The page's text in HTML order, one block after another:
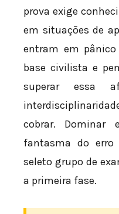
prova exige
em situações de
entram em
base civilista e
superar essa
cobrar. Dominar
fantasma do
seleto grupo de
a primeira fase.